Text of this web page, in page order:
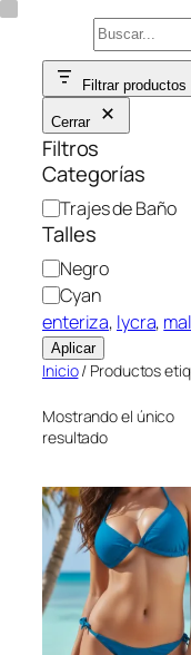
Saltar
contenido
Buscar
Filtrar productos
Cerrar
Filtros
Categorías
C
a
t
e
g
o
r
í
Trajes de Baño
Talles
C
o
l
o
r
Negro
Cyan
enteriza, lycra,
Aplicar
Inicio/ Productos
Mostrando el único
resultado